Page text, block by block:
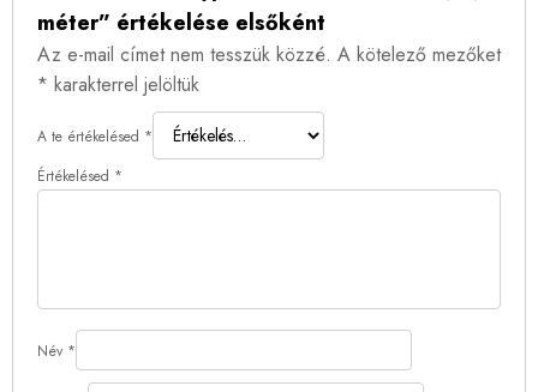
méter” értékelése elsőként
Az e-mail címet nem tesszük közzé. A kötelező mezőket
* karakterrel jelöltük
A te értékelésed *
Értékelésed *
Név *